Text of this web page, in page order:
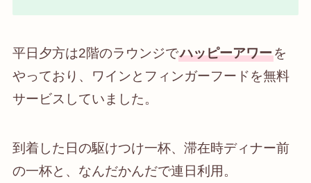
平日夕方は2階のラウンジでハッピーアワーを
やっており、ワインとフィンガーフードを無料
サービスしていました。
到着した日の駆けつけ一杯、滞在時ディナー前
の一杯と、なんだかんだで連日利用。